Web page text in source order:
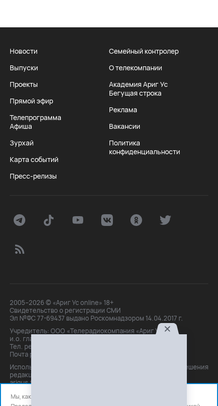
Новости
Выпуски
Проекты
Прямой эфир
Телепрограмма
Афиша
Зурхай
Карта событий
Пресс-релизы
Семейный контролер
О телекомпании
Академия Ариг Ус
Бегущая строка
Реклама
Вакансии
Политика
конфиденциальности
2005–2026 © «Ариг Ус online» 18+
Свидетельство о регистрации СМИ
Эл №ФС 77-69437 выдано Роскомнадзором 14.04.2017 г.
Учредитель: ООО «Телерадиокомпания «Ариг Ус»,
и.о. главного редактора: Маханова О.Б.
Тел. peдakции: +7(3012)21-30-14,
Почта peдakции: editor@arigus.tv
Использование материалов только с письменного разрешения
редакции. При цитировании прямая активная ссылка на
arigus.tv обязательна.
Мы, как и все используем файлы cookie и сервисы аналитики.